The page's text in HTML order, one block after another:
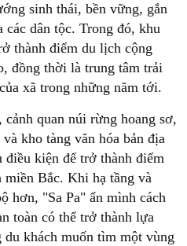
sinh thái, bền vững, gắn
các dân tộc. Trong đó, khu
thành điểm du lịch cộng
đồng thời là trung tâm trải
xã trong những năm tới.
quan núi rừng hoang sơ,
kho tàng văn hóa bản địa
điều kiện để trở thành điểm
Bắc. Khi hạ tầng và
hơn, "Sa Pa" ẩn mình cách
toàn có thể trở thành lựa
du khách muốn tìm một vùng